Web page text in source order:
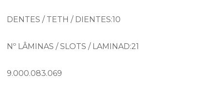
DENTES / TETH / DIENTES:10
Nº LÂMINAS / SLOTS / LAMINAD:21
9.000.083.069